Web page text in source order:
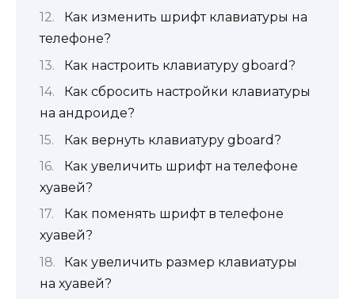
Как изменить шрифт клавиатуры на
телефоне?
Как настроить клавиатуру gboard?
Как сбросить настройки клавиатуры
на андроиде?
Как вернуть клавиатуру gboard?
Как увеличить шрифт на телефоне
хуавей?
Как поменять шрифт в телефоне
хуавей?
Как увеличить размер клавиатуры
на хуавей?